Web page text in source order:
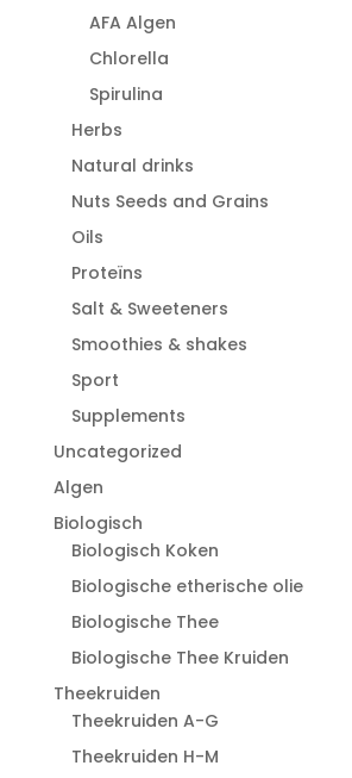
AFA Algen
Chlorella
Spirulina
Herbs
Natural drinks
Nuts Seeds and Grains
Oils
Proteïns
Salt & Sweeteners
Smoothies & shakes
Sport
Supplements
Uncategorized
Algen
Biologisch
Biologisch Koken
Biologische etherische olie
Biologische Thee
Biologische Thee Kruiden
Theekruiden
Theekruiden A-G
Theekruiden H-M